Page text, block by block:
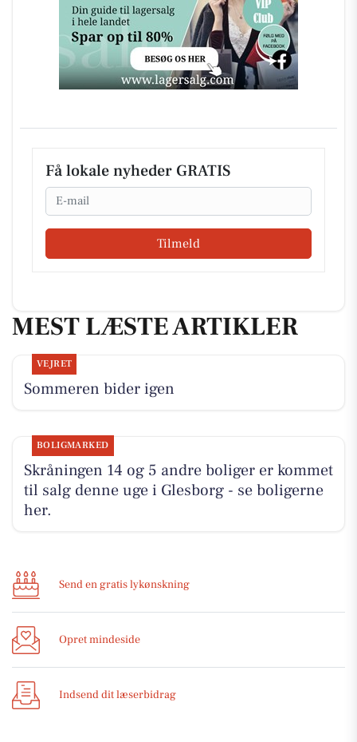
Få lokale nyheder GRATIS
Email
Tilmeld
MEST LÆSTE ARTIKLER
VEJRET
Sommeren bider igen
BOLIGMARKED
Skråningen 14 og 5 andre boliger er kommet
til salg denne uge i Glesborg - se boligerne
her.
Send en gratis lykønskning
Opret mindeside
Indsend dit læserbidrag